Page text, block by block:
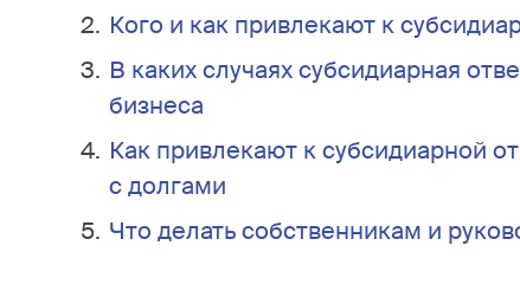
Кого и как привлекают к
В каких случаях субсидиарная
бизнеса
Как привлекают к субсидиарной
с долгами
Что делать собственникам и